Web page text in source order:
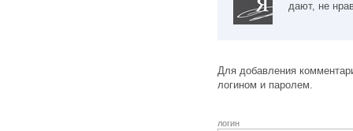
дают, не
Для добавления
логином и паролем.
логин